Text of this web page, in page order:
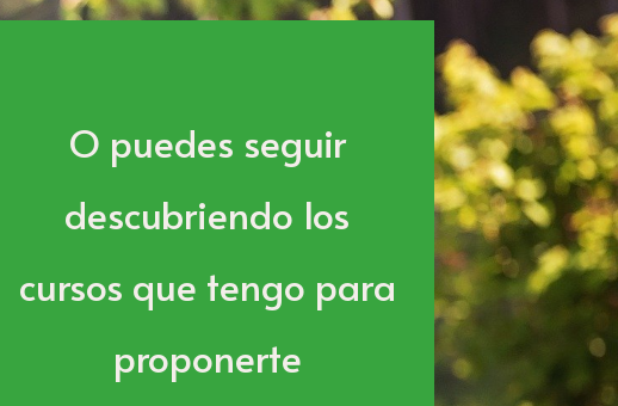
O puedes seguir
descubriendo los
cursos que tengo para
proponerte